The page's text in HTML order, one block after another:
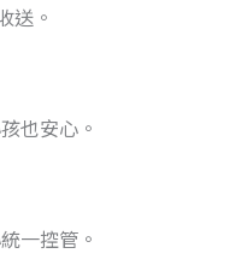
送。
也安心。
一控管。